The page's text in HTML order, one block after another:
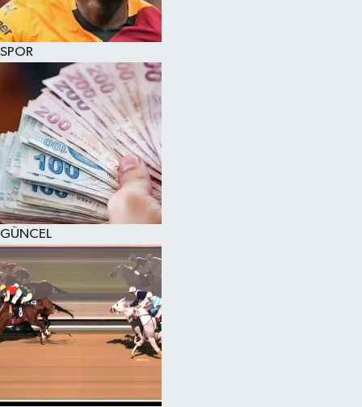
SPOR
GÜNCEL